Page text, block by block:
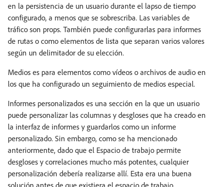
en la persistencia de un usuario durante el lapso de tiempo
configurado, a menos que se sobrescriba. Las variables de
tráfico son props. También puede configurarlas para informes
de rutas o como elementos de lista que separan varios valores
según un delimitador de su elección.
Medios es para elementos como vídeos o archivos de audio en
los que ha configurado un seguimiento de medios especial.
Informes personalizados es una sección en la que un usuario
puede personalizar las columnas y desgloses que ha creado en
la interfaz de informes y guardarlos como un informe
personalizado. Sin embargo, como se ha mencionado
anteriormente, dado que el Espacio de trabajo permite
desgloses y correlaciones mucho más potentes, cualquier
personalización debería realizarse allí. Esta era una buena